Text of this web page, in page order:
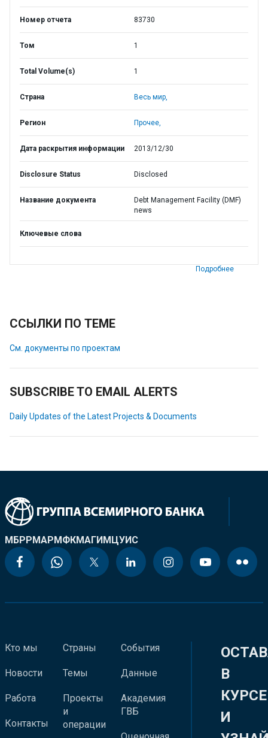
Номер отчета 83730
Том 1
Total Volume(s) 1
Страна Весь мир,
Регион Прочее,
Дата раскрытия информации 2013/12/30
Disclosure Status Disclosed
Название документа
Debt Management Facility (DMF)
news
Ключевые слова
Подробнее
ССЫЛКИ ПО ТЕМЕ
См. документы по проектам
SUBSCRIBE TO EMAIL ALERTS
Daily Updates of the Latest Projects & Documents
МБРРМАРМФКМАГИМЦУИС
Кто мы
Новости
Работа
Контакты
Страны
Темы
Проекты
и
операции
События
Данные
Академия
ГВБ
В
КУРСЕ
И